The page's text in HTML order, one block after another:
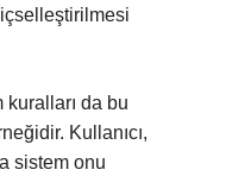
içselleştirilmesi
kuralları da bu
Kullanıcı,
sistem onu